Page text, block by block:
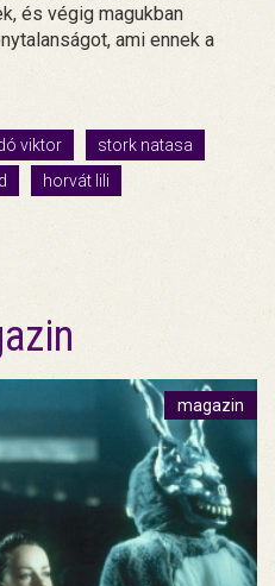
és végig magukban
ami ennek a
viktor
stork natasa
horvát lili
magazin